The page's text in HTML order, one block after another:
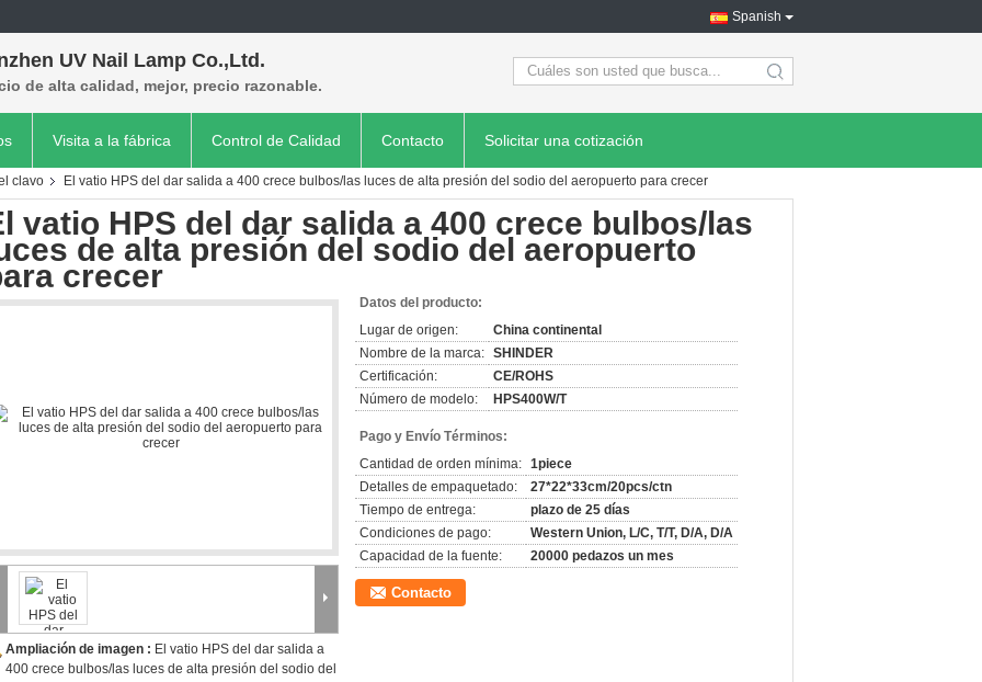
Spanish
UV Nail Lamp Co.,Ltd.
de alta calidad, mejor, precio razonable. search
Visita a la fábrica Control de Calidad Contacto Solicitar una cotización
clavo El vatio HPS del dar salida a 400 crece bulbos/las luces de alta presión del sodio del aeropuerto para crecer
vatio HPS del dar salida a 400 crece bulbos/las
de alta presión del sodio del aeropuerto
crecer
Ampliación de imagen : El vatio HPS del dar salida a
400 crece bulbos/las luces de alta presión del sodio del
Datos del producto:
Lugar de origen:
China continental
Nombre de la marca: SHINDER
Certificación:
CE/ROHS
Número de modelo:
HPS400W/T
Pago y Envío Términos:
Cantidad de orden mínima: 1piece
Detalles de empaquetado:
27*22*33cm/20pcs/ctn
Tiempo de entrega:
plazo de 25 días
Condiciones de pago:
Western Union, L/C, T/T, D/A, D/A
Capacidad de la fuente:
20000 pedazos un mes
Contacto